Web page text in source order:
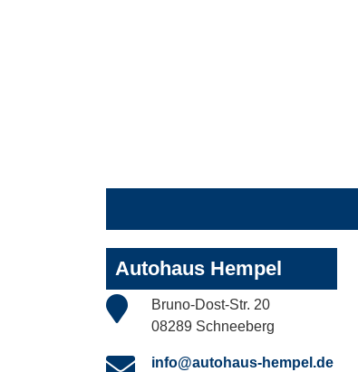
Autohaus Hempel
Bruno-Dost-Str. 20
08289 Schneeberg
info@autohaus-hempel.de